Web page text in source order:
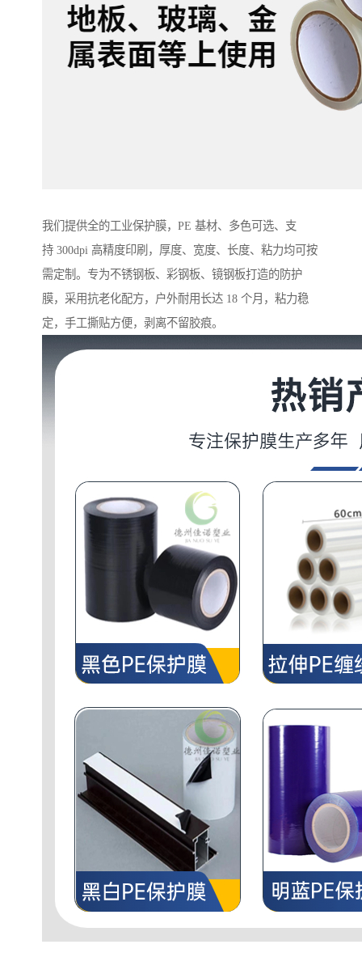
我们提供全的工业保护膜，PE 基材、多色可选、支
持 300dpi 高精度印刷，厚度、宽度、长度、粘力均可按
需定制。专为不锈钢板、彩钢板、镜钢板打造的防护
膜，采用抗老化配方，户外耐用长达 18 个月，粘力稳
定，手工撕贴方便，剥离不留胶痕。